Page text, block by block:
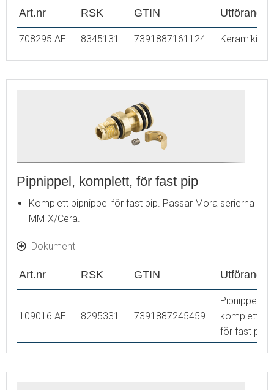
Art.nr RSK GTIN Utförande
708295.AE 8345131 7391887161124
Pipnippel, komplett, för fast pip
Komplett pipnippel för fast pip. Passar Mora serierna
MMIX/Cera.
Dokument
Art.nr RSK GTIN Utförande
109016.AE 8295331 7391887245459
Pipnippel,
komplett,
för fast pip